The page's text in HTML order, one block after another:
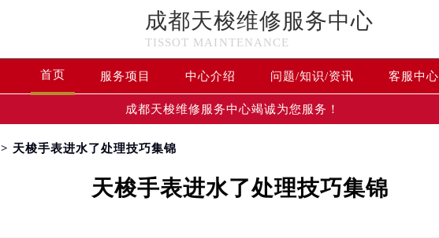
成都天梭维修服务中心
TISSOT MAINTENANCE
首页 服务项目 中心介绍 问题/知识/资讯 客服中心
成都天梭维修服务中心竭诚为您服务！
> 天梭手表进水了处理技巧集锦
天梭手表进水了处理技巧集锦